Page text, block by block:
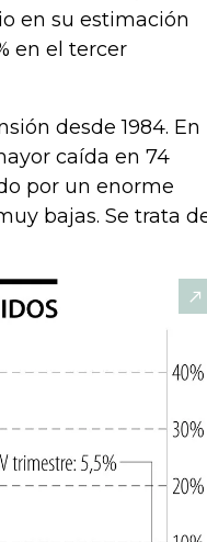
en su estimación
en el tercer
desde 1984. En
caída en 74
por un enorme
bajas. Se trata